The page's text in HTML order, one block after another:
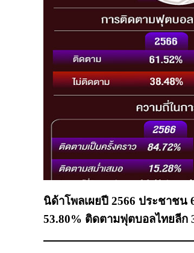
นิด้าโพลเผยปี 2566 ประชาชน
53.80% ติดตามฟุตบอลไทยลีก